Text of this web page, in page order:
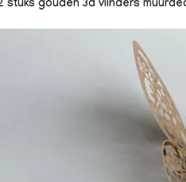
stuks gouden 3d vlinders